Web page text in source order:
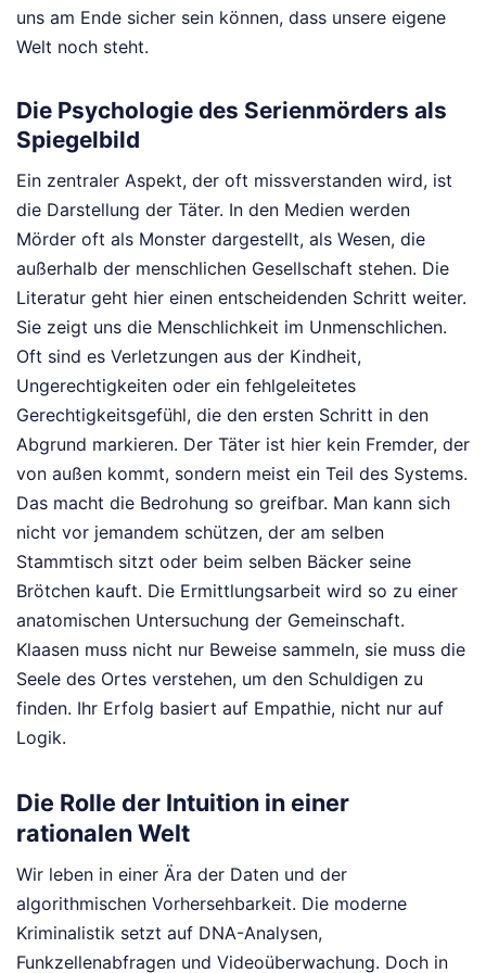
uns am Ende sicher sein können, dass unsere eigene
Welt noch steht.
Die Psychologie des Serienmörders als
Spiegelbild
Ein zentraler Aspekt, der oft missverstanden wird, ist
die Darstellung der Täter. In den Medien werden
Mörder oft als Monster dargestellt, als Wesen, die
außerhalb der menschlichen Gesellschaft stehen. Die
Literatur geht hier einen entscheidenden Schritt weiter.
Sie zeigt uns die Menschlichkeit im Unmenschlichen.
Oft sind es Verletzungen aus der Kindheit,
Ungerechtigkeiten oder ein fehlgeleitetes
Gerechtigkeitsgefühl, die den ersten Schritt in den
Abgrund markieren. Der Täter ist hier kein Fremder, der
von außen kommt, sondern meist ein Teil des Systems.
Das macht die Bedrohung so greifbar. Man kann sich
nicht vor jemandem schützen, der am selben
Stammtisch sitzt oder beim selben Bäcker seine
Brötchen kauft. Die Ermittlungsarbeit wird so zu einer
anatomischen Untersuchung der Gemeinschaft.
Klaasen muss nicht nur Beweise sammeln, sie muss die
Seele des Ortes verstehen, um den Schuldigen zu
finden. Ihr Erfolg basiert auf Empathie, nicht nur auf
Logik.
Die Rolle der Intuition in einer
rationalen Welt
Wir leben in einer Ära der Daten und der
algorithmischen Vorhersehbarkeit. Die moderne
Kriminalistik setzt auf DNA-Analysen,
Funkzellenabfragen und Videoüberwachung. Doch in